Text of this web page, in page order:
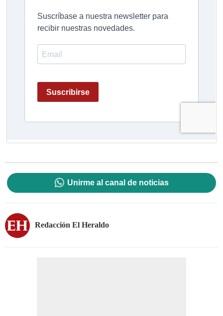
Unirme al canal de noticias
Redacción El Heraldo